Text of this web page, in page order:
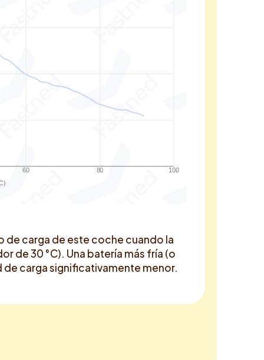
60 80 100
de carga de este coche cuando la
de 30 °C). Una batería más fría (o
de carga significativamente menor.